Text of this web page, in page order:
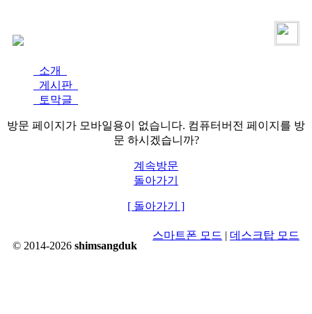
소개
게시판
토막글
방문 페이지가 모바일용이 없습니다. 컴퓨터버전 페이지를 방
문 하시겠습니까?
계속방문
돌아가기
[ 돌아가기 ]
© 2014-2026 shimsangduk
스마트폰 모드 | 데스크탑 모드